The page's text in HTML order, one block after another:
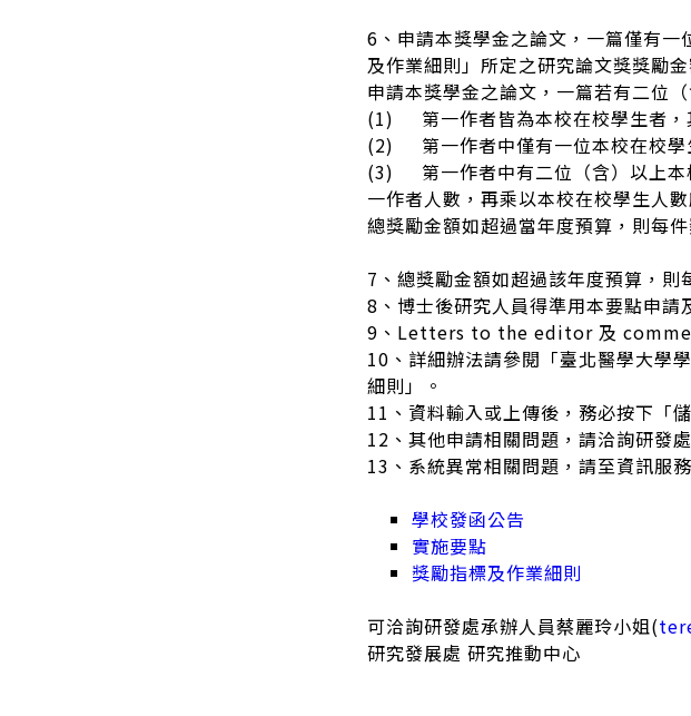
6、申請本獎學金之論文，一篇僅有
及作業細則」所定之研究論文獎獎勵
申請本獎學金之論文，一篇若有二位
(1) 第一作者皆為本校在校學生者，
(2) 第一作者中僅有一位本校在校學
(3) 第一作者中有二位（含）以上本
一作者人數，再乘以本校在校學生人
總獎勵金額如超過當年度預算，則每
7、總獎勵金額如超過該年度預算，則
8、博士後研究人員得準用本要點申請
9、Letters to the editor 及
10、詳細辦法請參閱「臺北醫學大學
細則」。
11、資料輸入或上傳後，務必按下「
12、其他申請相關問題，請洽詢研發
13、系統異常相關問題，請至資訊服
學校發函公告
實施要點
獎勵指標及作業細則
可洽詢研發處承辦人員蔡麗玲小姐(
研究發展處 研究推動中心